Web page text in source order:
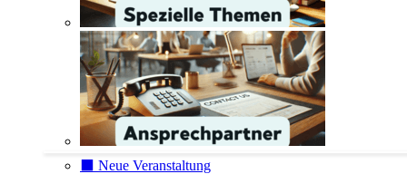
⬛️ Neue Veranstaltung